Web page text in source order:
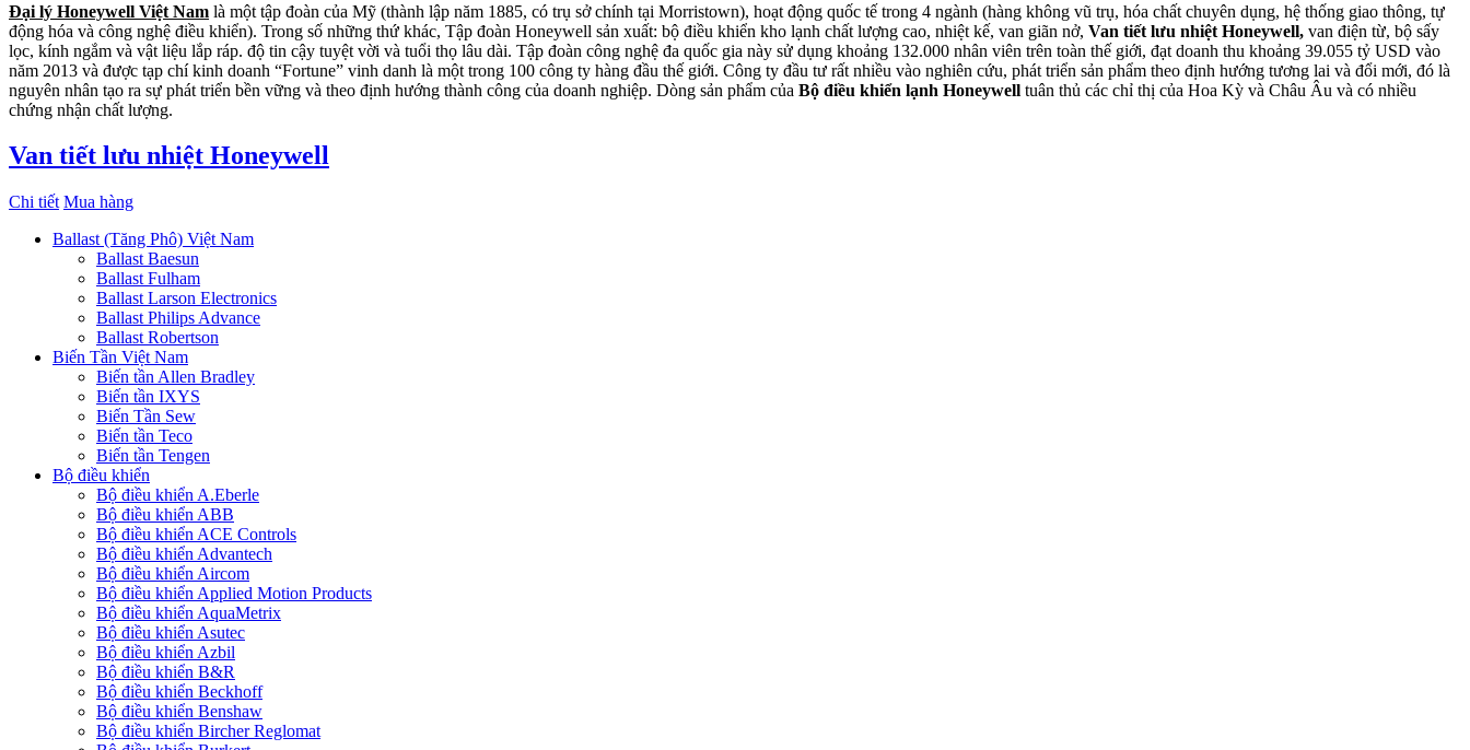
Đại lý Honeywell Việt Nam là một tập đoàn của Mỹ (thành lập năm 1885, có trụ sở chính tại Morristown), hoạt động quốc tế trong 4 ngành (hàng không vũ trụ, hóa chất chuyên dụng, hệ thống giao thông, tự
động hóa và công nghệ điều khiển). Trong số những thứ khác, Tập đoàn Honeywell sản xuất: bộ điều khiển kho lạnh chất lượng cao, nhiệt kế, van giãn nở, Van tiết lưu nhiệt Honeywell, van điện từ, bộ sấy
lọc, kính ngắm và vật liệu lắp ráp. độ tin cậy tuyệt vời và tuổi thọ lâu dài. Tập đoàn công nghệ đa quốc gia này sử dụng khoảng 132.000 nhân viên trên toàn thế giới, đạt doanh thu khoảng 39.055 tỷ USD vào
năm 2013 và được tạp chí kinh doanh “Fortune” vinh danh là một trong 100 công ty hàng đầu thế giới. Công ty đầu tư rất nhiều vào nghiên cứu, phát triển sản phẩm theo định hướng tương lai và đổi mới, đó là
nguyên nhân tạo ra sự phát triển bền vững và theo định hướng thành công của doanh nghiệp. Dòng sản phẩm của Bộ điều khiển lạnh Honeywell tuân thủ các chỉ thị của Hoa Kỳ và Châu Âu và có nhiều
chứng nhận chất lượng.
Van tiết lưu nhiệt Honeywell
Chi tiết Mua hàng
Ballast (Tăng Phô) Việt Nam
Ballast Baesun
Ballast Fulham
Ballast Larson Electronics
Ballast Philips Advance
Ballast Robertson
Biến Tần Việt Nam
Biến tần Allen Bradley
Biến tần IXYS
Biến Tần Sew
Biến tần Teco
Biến tần Tengen
Bộ điều khiển
Bộ điều khiển A.Eberle
Bộ điều khiển ABB
Bộ điều khiển ACE Controls
Bộ điều khiển Advantech
Bộ điều khiển Aircom
Bộ điều khiển Applied Motion Products
Bộ điều khiển AquaMetrix
Bộ điều khiển Asutec
Bộ điều khiển Azbil
Bộ điều khiển B&R
Bộ điều khiển Beckhoff
Bộ điều khiển Benshaw
Bộ điều khiển Bircher Reglomat